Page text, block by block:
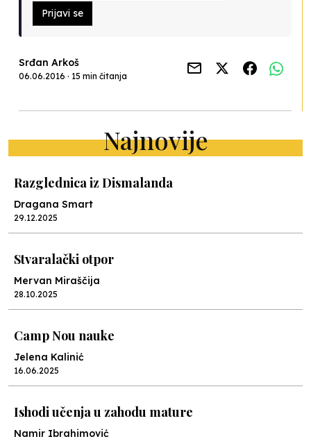
Prijavi se
Srđan Arkoš
06.06.2016 · 15 min čitanja
Najnovije
Razglednica iz Dismalanda
Dragana Smart
29.12.2025
Stvaralački otpor
Mervan Miraščija
28.10.2025
Camp Nou nauke
Jelena Kalinić
16.06.2025
Ishodi učenja u zahodu mature
Namir Ibrahimović